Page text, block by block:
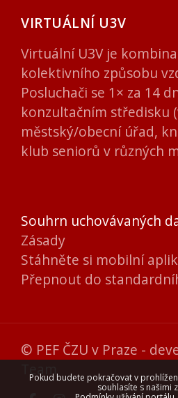
Pokud budete pokračovat v
souhlasíte s našimi
VIRTUÁLNÍ U3V
Virtuální U3V je
kolektivního způsobu
Posluchači se 1× za 14
konzultačním středisku
městský/obecní úřad,
klub seniorů v různých
Souhrn uchovávaných
Zásady
Stáhněte si mobilní
Přepnout do
© PEF ČZU v Praze -
Team